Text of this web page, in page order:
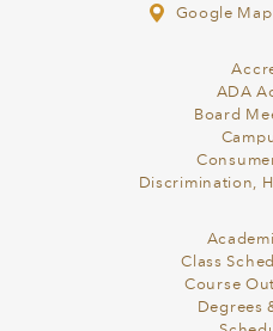
Google Map
ADA
Board
Discrimination,
Class
Course
Degrees